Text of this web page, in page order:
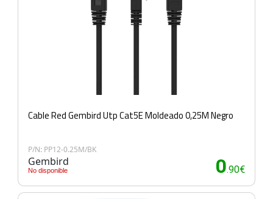
Cable Red Gembird Utp Cat5E Moldeado 0,25M Negro
P/N: PP12-0.25M/BK
Gembird
No disponible 0.90€